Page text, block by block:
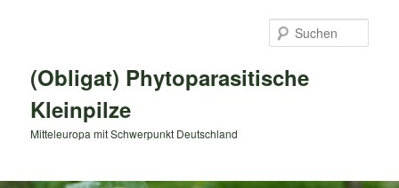
(Obligat) Phytoparasitische
Kleinpilze
Mitteleuropa mit Schwerpunkt Deutschland